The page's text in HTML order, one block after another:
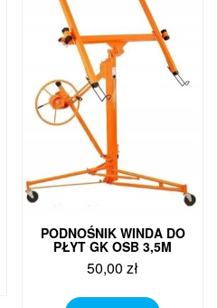
PODNOŚNIK WINDA DO
PŁYT GK OSB 3,5M
50,00zł